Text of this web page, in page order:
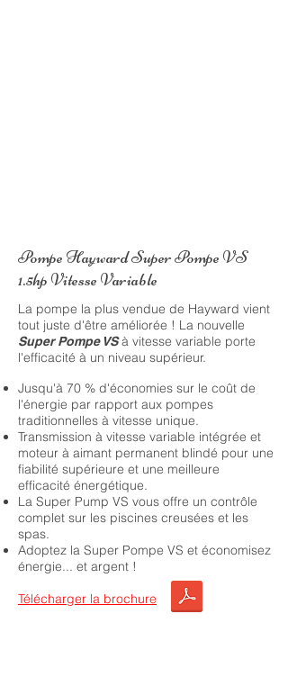
Pompe Hayward Super Pompe VS
1.5hp Vitesse Variable
La pompe la plus vendue de Hayward vient
tout juste d'être améliorée ! La nouvelle
Super Pompe VSà vitesse variable porte
l'efficacité à un niveau supérieur.
Jusqu'à 70 % d'économies sur le coût de
l'énergie par rapport aux pompes
traditionnelles à vitesse unique.
Transmission à vitesse variable intégrée et
moteur à aimant permanent blindé pour une
fiabilité supérieure et une meilleure
efficacité énergétique.
La Super Pump VS vous offre un contrôle
complet sur les piscines creusées et les
spas.
Adoptez la Super Pompe VS et économisez
énergie... et argent !
Télécharger la brochure